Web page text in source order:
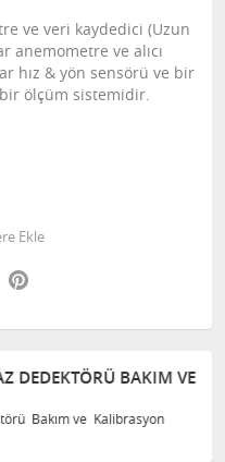
ve veri kaydedici (Uzun
anemometre ve alıcı
hız & yön sensörü ve bir
ölçüm sistemidir.
Ekle
Twitter
DEDEKTÖRÜ BAKIM VE
Bakım ve Kalibrasyon